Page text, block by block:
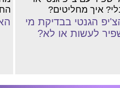
איך מחליטים?
הגנטי בבדיקת מי
לעשות או לא?